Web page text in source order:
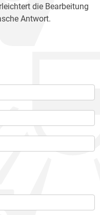
die Bearbeitung
Antwort.